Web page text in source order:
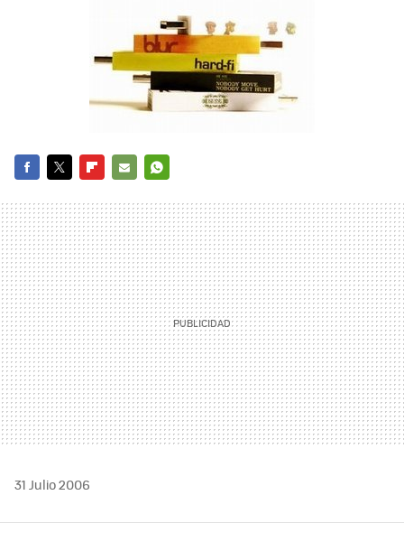
MAIL
31 Julio 2006